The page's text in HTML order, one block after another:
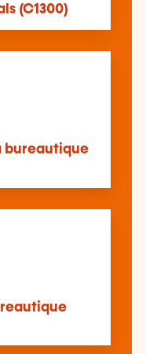
(C1300)
bureautique